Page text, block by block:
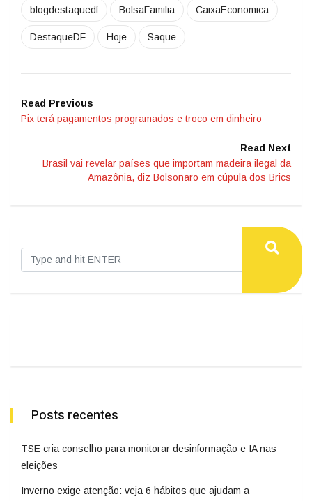
blogdestaquedf BolsaFamilia CaixaEconomica
DestaqueDF Hoje Saque
Read Previous
Pix terá pagamentos programados e troco em dinheiro
Read Next
Brasil vai revelar países que importam madeira ilegal da
Amazônia, diz Bolsonaro em cúpula dos Brics
Posts recentes
TSE cria conselho para monitorar desinformação e IA nas
eleições
Inverno exige atenção: veja 6 hábitos que ajudam a